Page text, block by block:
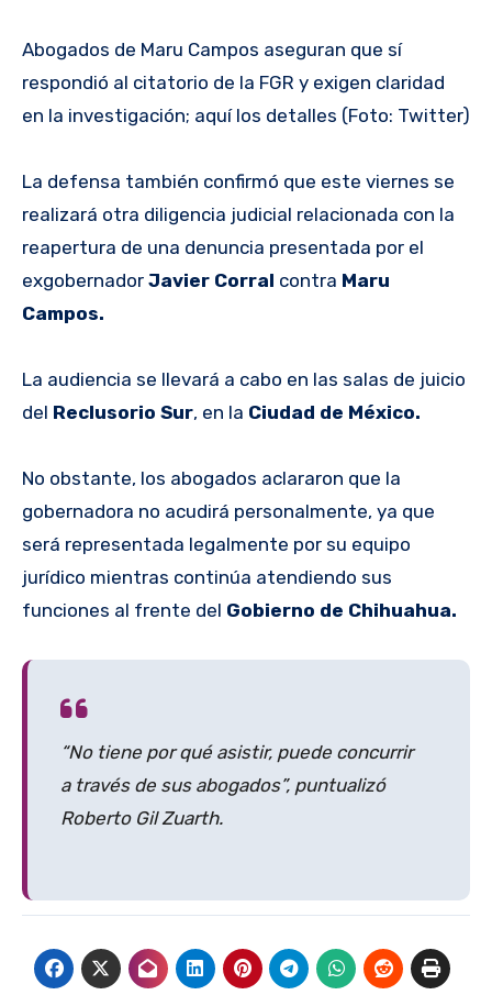
Abogados de Maru Campos aseguran que sí
respondió al citatorio de la FGR y exigen claridad
en la investigación; aquí los detalles (Foto: Twitter)
La defensa también confirmó que este viernes se
realizará otra diligencia judicial relacionada con la
reapertura de una denuncia presentada por el
exgobernador Javier Corral contra Maru
Campos.
La audiencia se llevará a cabo en las salas de juicio
del Reclusorio Sur, en la Ciudad de México.
No obstante, los abogados aclararon que la
gobernadora no acudirá personalmente, ya que
será representada legalmente por su equipo
jurídico mientras continúa atendiendo sus
funciones al frente del Gobierno de Chihuahua.
“No tiene por qué asistir, puede concurrir
a través de sus abogados”, puntualizó
Roberto Gil Zuarth.